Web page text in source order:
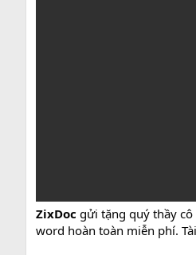
ZixDoc gửi tặng quý thầy
word hoàn toàn miễn phí.